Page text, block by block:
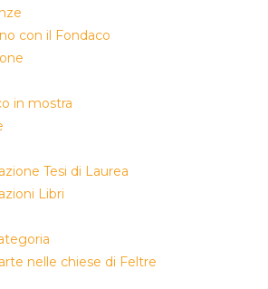
con il Fondaco
in mostra
Tesi di Laurea
Libri
nelle chiese di Feltre